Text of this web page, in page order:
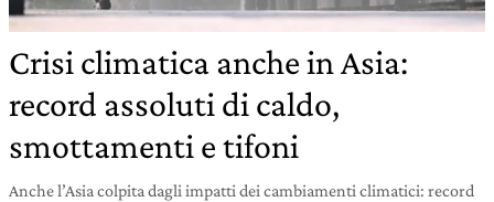
Crisi climatica anche in Asia:
record assoluti di caldo,
smottamenti e tifoni
Anche l’Asia colpita dagli impatti dei cambiamenti climatici: record